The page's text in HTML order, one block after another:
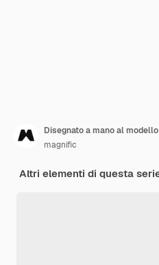
magnific
Altri elementi di questa